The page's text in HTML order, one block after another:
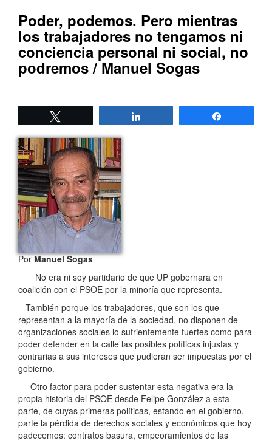
Poder, podemos. Pero mientras
los trabajadores no tengamos ni
conciencia personal ni social, no
podremos / Manuel Sogas
PorManuel Sogas
No era ni soy partidario de que UP gobernara en
coalición con el PSOE por la minoría que representa.
También porque los trabajadores, que son los que
representan a la mayoría de la sociedad, no disponen de
organizaciones sociales lo sufrientemente fuertes como para
poder defender en la calle las posibles políticas injustas y
contrarias a sus intereses que pudieran ser impuestas por el
gobierno.
Otro factor para poder sustentar esta negativa era la
propia historia del PSOE desde Felipe González a esta
parte, de cuyas primeras políticas, estando en el gobierno,
parte la pérdida de derechos sociales y económicos que hoy
padecemos: contratos basura, empeoramientos de las